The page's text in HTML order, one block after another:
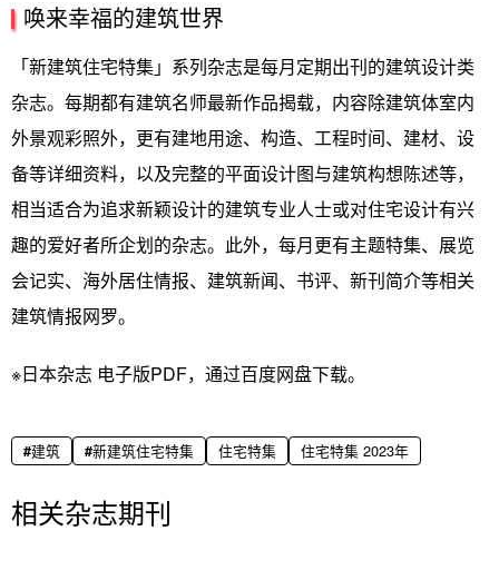
唤来幸福的建筑世界
「新建筑住宅特集」系列杂志是每月定期出刊的建筑设计类
杂志。每期都有建筑名师最新作品揭载，内容除建筑体室内
外景观彩照外，更有建地用途、构造、工程时间、建材、设
备等详细资料，以及完整的平面设计图与建筑构想陈述等，
相当适合为追求新颖设计的建筑专业人士或对住宅设计有兴
趣的爱好者所企划的杂志。此外，每月更有主题特集、展览
会记实、海外居住情报、建筑新闻、书评、新刊简介等相关
建筑情报网罗。
※日本杂志 电子版PDF，通过百度网盘下载。
建筑 新建筑住宅特集 住宅特集 住宅特集 2023年
相关杂志期刊